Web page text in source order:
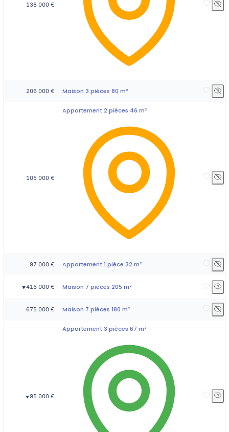
138 000 €
206 000 € Maison 3 pièces 80 m²
105 000 €
Appartement 2 pièces 46 m²
97 000 € Appartement 1 pièce 32 m²
▼416 000 € Maison 7 pièces 205 m²
675 000 € Maison 7 pièces 180 m²
▼95 000 €
Appartement 3 pièces 67 m²